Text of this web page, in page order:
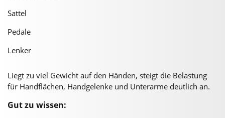
Sattel
Pedale
Lenker
Liegt zu viel Gewicht auf den Händen, steigt die Belastung
für Handflächen, Handgelenke und Unterarme deutlich an.
Gut zu wissen: